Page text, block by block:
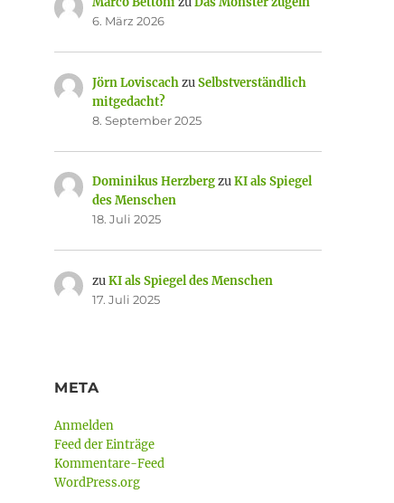
6. März 2026
Jörn LoviscachzuSelbstverständlich
mitgedacht?
8. September 2025
Dominikus HerzbergzuKI als Spiegel
des Menschen
18. Juli 2025
zuKI als Spiegel des Menschen
17. Juli 2025
META
Anmelden
Feed der Einträge
Kommentare-Feed
WordPress.org